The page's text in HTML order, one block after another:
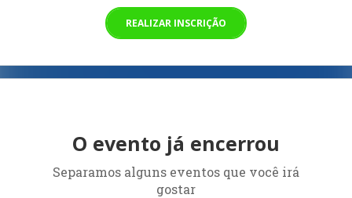
REALIZAR INSCRIÇÃO
O evento já encerrou
Separamos alguns eventos que você irá
gostar